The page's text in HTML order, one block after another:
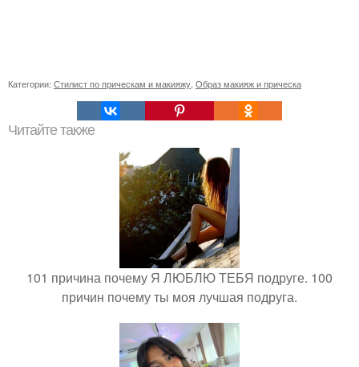
Категории: Стилист по прическам и макияжу Образ макияж и прическа
Читайте также
101 причина почему Я ЛЮБЛЮ ТЕБЯ подруге. 100
причин почему ты моя лучшая подруга.